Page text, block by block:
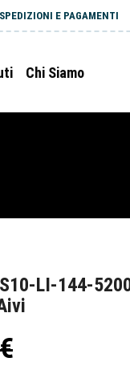
SPEDIZIONI E PAGAMENTI
Chi Siamo
LI-144-